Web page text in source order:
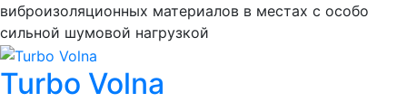
виброизоляционных материалов в местах с особо
сильной шумовой нагрузкой
Turbo Volna